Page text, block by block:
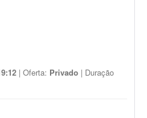
| Oferta: Privado | Duração